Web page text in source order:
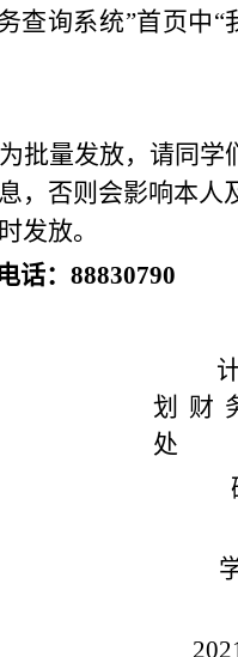
查询系统”首页中“
批量发放，请同学
，否则会影响本人
发放。
话：88830790
划财
处